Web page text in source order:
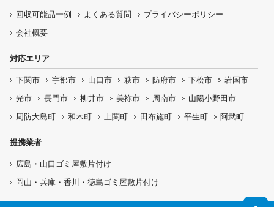
回収可能品一例
よくある質問
プライバシーポリシー
会社概要
対応エリア
下関市 宇部市 山口市 萩市 防府市 下松市
岩国市
光市
長門市 柳井市 美祢市 周南市
山陽小野田市
周防大島町
和木町 上関町 田布施町 平生町 阿武町
提携業者
広島・山口ゴミ屋敷片付け
岡山・兵庫・香川・徳島ゴミ屋敷片付け